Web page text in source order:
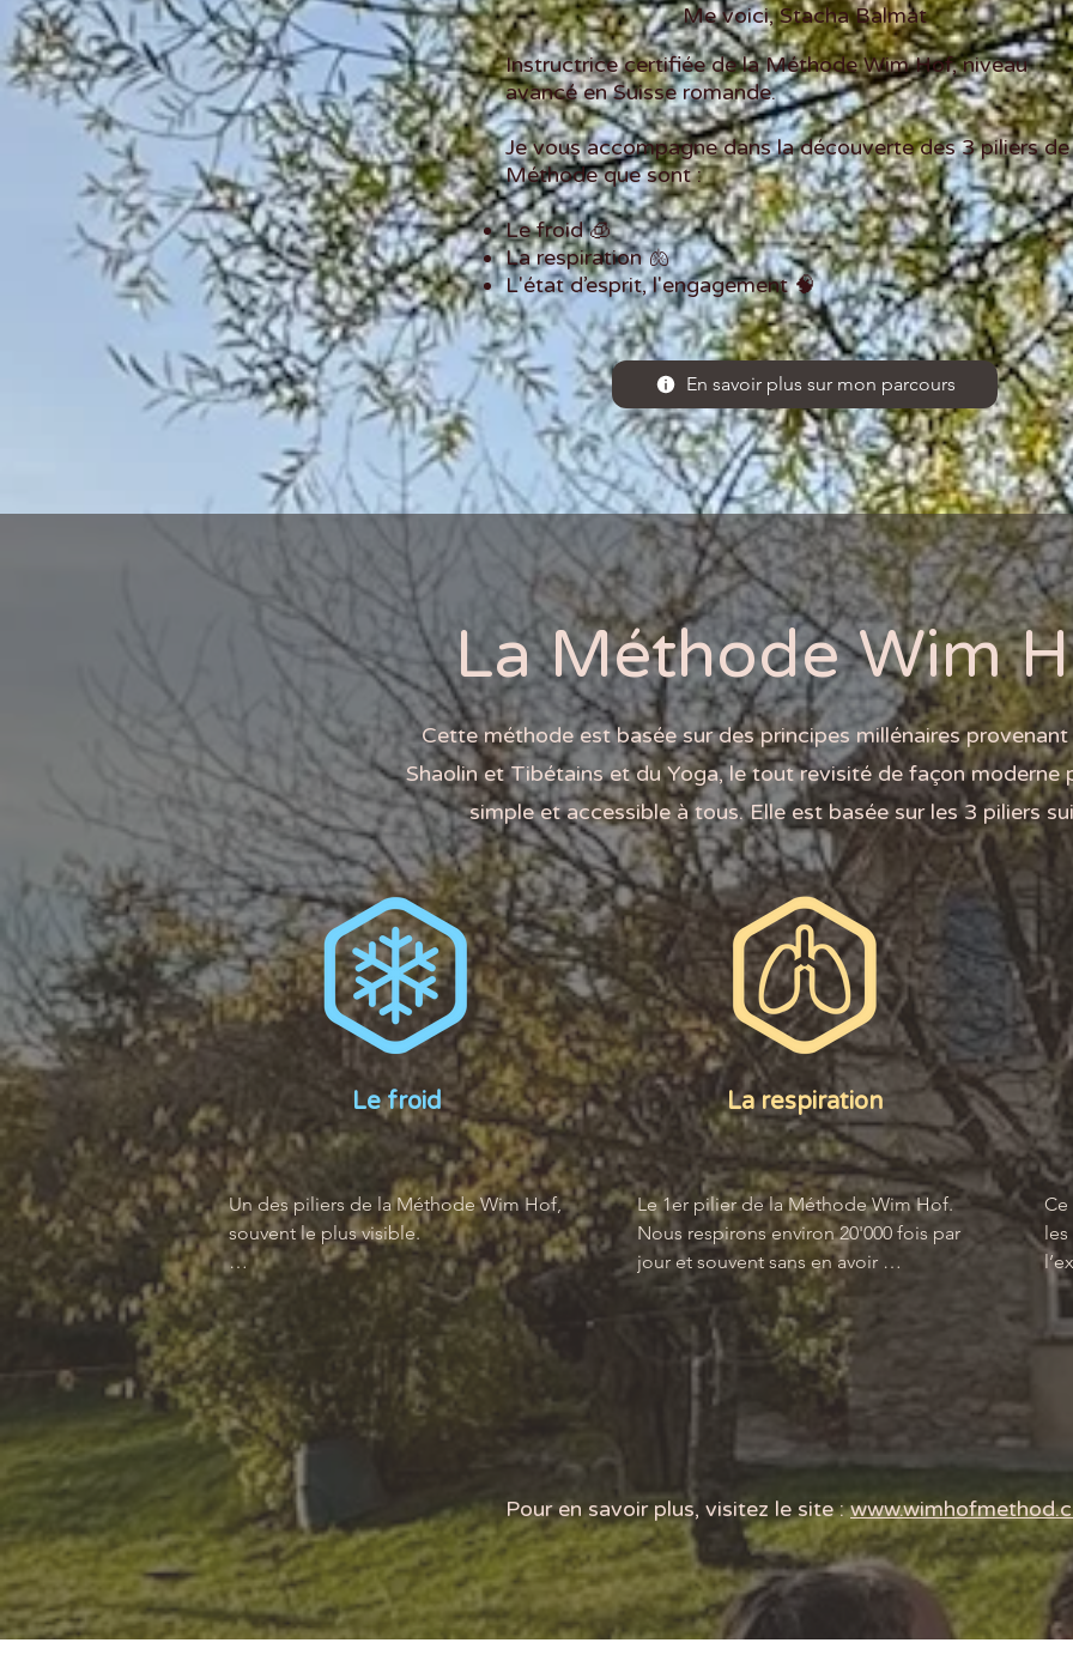
Me voici, Stacha Balmat
Instructricecertifiée de la Méthode Wim Hof, niveau
avancé en Suisse romande.
Je vous accompagne dans la découverte des3 piliers
Méthode que sont :
Lefroid 🧊
La respiration 🫁
L'état d’esprit, l'engagement 🧠
En savoir plus sur mon parcours
La Méthode Wim
Cette méthode est basée sur des principes millénaires
Shaolin et Tibétains et du Yoga, le tout revisité de façon moderne
simple et accessible à tous. Elle est basée sur les 3 piliers
Le froid
Un des piliers de la Méthode Wim Hof,
souvent le plus visible.
Le froid est votre ami.
Quels sont les bénéfices d’une
exposition graduelle au froid :
• Augmenter son métabolisme
• Renforcer son système immunitaire
• Réduire l’inflammation dans le corps
• Entrainer son système circulatoire
• Améliorer la qualité de son sommeil
• Réduire la masse graisseuse
• Apporter un équilibre hormonal
La respiration
Le 1er pilier de la Méthode Wim Hof.
Nous respirons environ 20'000 fois par
jour et souvent sans en avoir
conscience.
Quels sont les bénéfices de pratiquer
la respiration WHM ?
• Augmentation de son niveau
d’énergie
• Renforcement de son système
immunitaire
le
•
Pour en savoir plus, visitez le site :